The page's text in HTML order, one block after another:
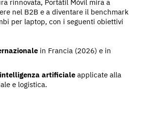
rinnovata, Portátil Móvil mira a
nel B2B e a diventare il benchmark
per laptop, con i seguenti obiettivi
in Francia (2026) e in
artificiale applicate alla
e logistica.